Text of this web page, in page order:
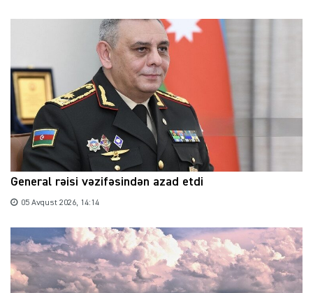
General rəisi vəzifəsindən azad etdi
05 Avqust 2026, 14:14